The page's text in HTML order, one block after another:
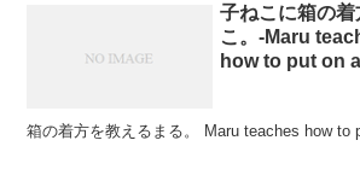
子ねこに箱の
こ。-Maru
how to put on
箱の着方を教えるまる。 Maru teaches how to